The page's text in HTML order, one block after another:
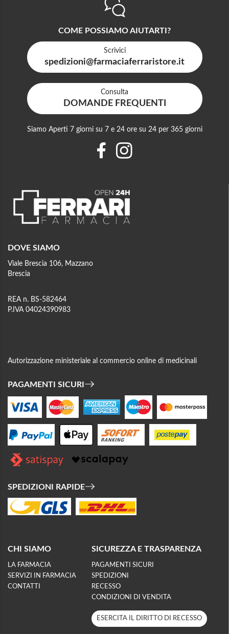
DOVE SIAMO
Viale Brescia 106, Mazzano
Brescia
REA n. BS-582464
P.IVA 04024390983
Autorizzazione ministeriale al commercio online di medicinali
PAGAMENTI SICURI
SPEDIZIONI RAPIDE
CHI SIAMO
LA FARMACIA
SERVIZI IN FARMACIA
CONTATTI
SICUREZZA E TRASPARENZA
PAGAMENTI SICURI
SPEDIZIONI
RECESSO
CONDIZIONI DI VENDITA
ESERCITA IL DIRITTO DI RECESSO
COME POSSIAMO AIUTARTI?
Scrivici
spedizioni@farmaciaferraristore.it
Consulta
DOMANDE FREQUENTI
Siamo Aperti 7 giorni su 7 e 24 ore su 24 per 365 giorni